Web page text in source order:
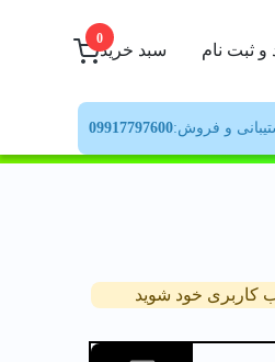
و ثبت نام سبد خرید
0
و فروش:09917797600
کاربری خود شوید